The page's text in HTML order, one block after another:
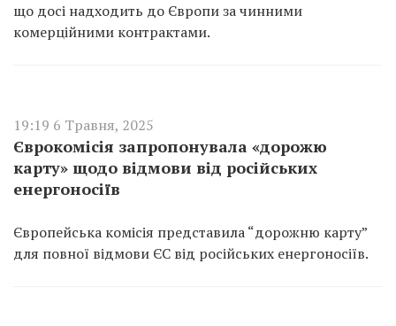
що досі надходить до Європи за чинними
комерційними контрактами.
19:19 6 Травня, 2025
Єврокомісія запропонувала «дорожю
карту» щодо відмови від російських
енергоносіїв
Європейська комісія представила “дорожню карту”
для повної відмови ЄС від російських енергоносіїв.